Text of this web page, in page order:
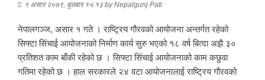
१ असार २०७९, बुधबार १५:१३ byNepalgunj Pati
नेपालगञ्ज, असार १ गते । राष्ट्रिय गौरवको आयोजना अन्तर्गत रहेको
सिफ्टा सिंचाई आयोजनाको निर्माण कार्य सुरु भएको १८ वर्ष बित्दा अझै ३०
प्रतिशत काम बाँकी रहेको छ । सिफ्टा सिंचाई आयोजनाको काम कछुवा
गतिमा रहेको छ । हाल सरकारले २४ वटा आयोजनालाई राष्ट्रिय गौरवको